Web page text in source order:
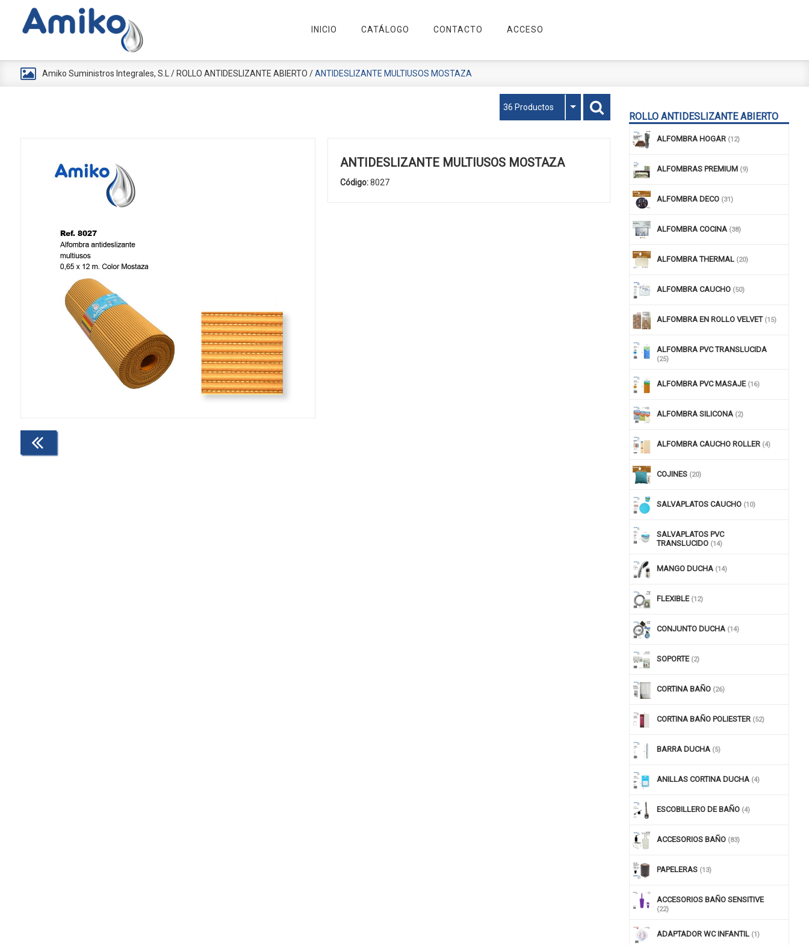
INICIO CATÁLOGO CONTACTO ACCESO
Amiko Suministros Integrales, S.L / ROLLO ANTIDESLIZANTE ABIERTO /ANTIDESLIZANTE MULTIUSOS MOSTAZA
ROLLO ANTIDESLIZANTE ABIERTO
ALFOMBRA HOGAR (12)
ALFOMBRAS PREMIUM (9)
ALFOMBRA DECO (31)
ALFOMBRA COCINA (38)
ALFOMBRA THERMAL (20)
ALFOMBRA CAUCHO (50)
ALFOMBRA EN ROLLO VELVET (15)
ALFOMBRA PVC TRANSLUCIDA
(25)
ALFOMBRA PVC MASAJE (16)
ALFOMBRA SILICONA (2)
ALFOMBRA CAUCHO ROLLER (4)
COJINES (20)
SALVAPLATOS CAUCHO (10)
SALVAPLATOS PVC
TRANSLUCIDO (14)
MANGO DUCHA (14)
FLEXIBLE (12)
CONJUNTO DUCHA (14)
SOPORTE (2)
CORTINA BAÑO (26)
CORTINA BAÑO POLIESTER (52)
BARRA DUCHA (5)
ANILLAS CORTINA DUCHA (4)
ESCOBILLERO DE BAÑO (4)
ACCESORIOS BAÑO (83)
PAPELERAS (13)
ACCESORIOS BAÑO SENSITIVE
(22)
ADAPTADOR WC INFANTIL (1)
36 Productos
ANTIDESLIZANTE MULTIUSOS MOSTAZA
Código:8027